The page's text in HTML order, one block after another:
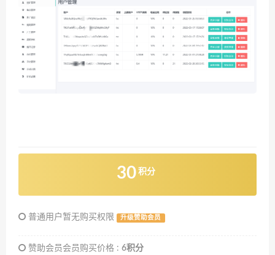
30 积分
普通用户暂无购买权限 升级赞助会员
赞助会员会员购买价格 : 6积分